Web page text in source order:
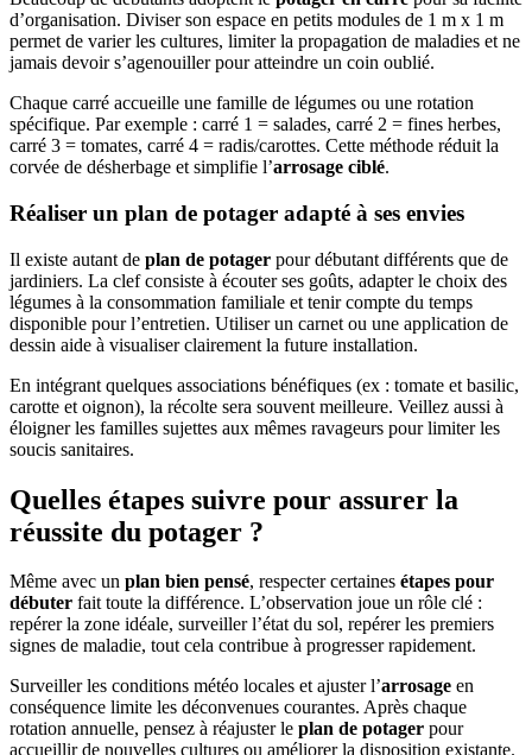
d’organisation. Diviser son espace en petits modules de 1 m x 1 m
permet de varier les cultures, limiter la propagation de maladies et ne
jamais devoir s’agenouiller pour atteindre un coin oublié.
Chaque carré accueille une famille de légumes ou une rotation
spécifique. Par exemple : carré 1 = salades, carré 2 = fines herbes,
carré 3 = tomates, carré 4 = radis/carottes. Cette méthode réduit la
corvée de désherbage et simplifie l’arrosage ciblé.
Réaliser un plan de potager adapté à ses envies
Il existe autant de plan de potager pour débutant différents que de
jardiniers. La clef consiste à écouter ses goûts, adapter le choix des
légumes à la consommation familiale et tenir compte du temps
disponible pour l’entretien. Utiliser un carnet ou une application de
dessin aide à visualiser clairement la future installation.
En intégrant quelques associations bénéfiques (ex : tomate et basilic,
carotte et oignon), la récolte sera souvent meilleure. Veillez aussi à
éloigner les familles sujettes aux mêmes ravageurs pour limiter les
soucis sanitaires.
Quelles étapes suivre pour assurer la
réussite du potager ?
Même avec un plan bien pensé, respecter certaines étapes pour
débuter fait toute la différence. L’observation joue un rôle clé :
repérer la zone idéale, surveiller l’état du sol, repérer les premiers
signes de maladie, tout cela contribue à progresser rapidement.
Surveiller les conditions météo locales et ajuster l’arrosage en
conséquence limite les déconvenues courantes. Après chaque
rotation annuelle, pensez à réajuster le plan de potager pour
accueillir de nouvelles cultures ou améliorer la disposition existante.